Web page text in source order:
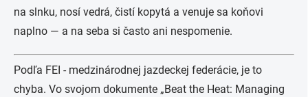
na slnku, nosí vedrá, čistí kopytá a venuje sa koňovi
naplno — a na seba si často ani nespomenie.
Podľa FEI - medzinárodnej jazdeckej federácie, je to
chyba. Vo svojom dokumente „Beat the Heat: Managing